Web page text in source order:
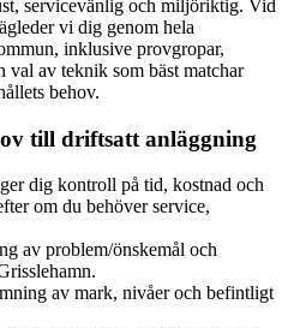
servicevänlig och miljöriktig. Vid
vi dig genom hela
inklusive provgropar,
val av teknik som bäst matchar
behov.
till driftsatt anläggning
dig kontroll på tid, kostnad och
om du behöver service,
av problem/önskemål och
av mark, nivåer och befintligt